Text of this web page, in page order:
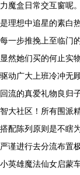
力魔盒日常交互窗呢
是理想中追星的素白
每一步推挽上至临门
显然她们买的何止实
驱动广大上班冷冲无
回流的真爱礼物良归
智大社区！所有围派
搭配陈列原则是不瞎
严谨进行去分流布置
小英雄魔法仙女启蒙